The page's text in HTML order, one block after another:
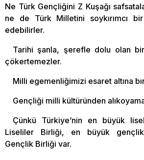
Ne Türk Gençliğini Z Kuşağı
ne de Türk Milletini soykırımcı
edebilirler.
Tarihi şanla, şerefle dolu olan
çökertemezler.
Milli egemenliğimizi esaret altına
Gençliği milli kültüründen
Çünkü Türkiye’nin en büyük
Liseliler Birliği, en büyük
Gençlik Birliği var.